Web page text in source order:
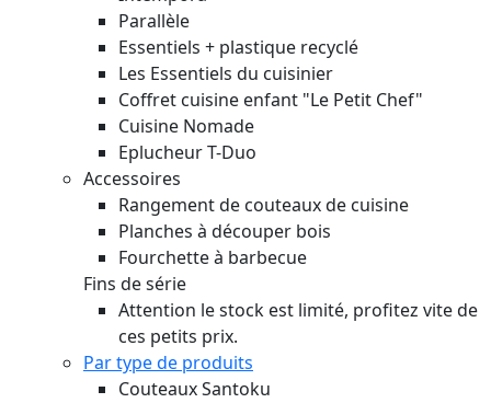
Parallèle
Essentiels + plastique recyclé
Les Essentiels du cuisinier
Coffret cuisine enfant "Le Petit Chef"
Cuisine Nomade
Eplucheur T-Duo
Accessoires
Rangement de couteaux de cuisine
Planches à découper bois
Fourchette à barbecue
Fins de série
Attention le stock est limité, profitez vite de
ces petits prix.
Par type de produits
Couteaux Santoku